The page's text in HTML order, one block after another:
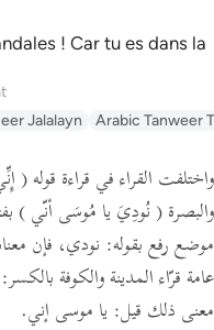
! Car tu es dans la
Jalalayn Arabic Tanweer
واختلفت القراء في قراءة قوله(
والبصرة ( نُودِيَ يا مُوسَى أنّي )
موضع رفع بقوله: نودي، فإن
عامة قرّاء المدينة والكوفة بالكسر:
معنى ذلك قيل: يا موسى إني.